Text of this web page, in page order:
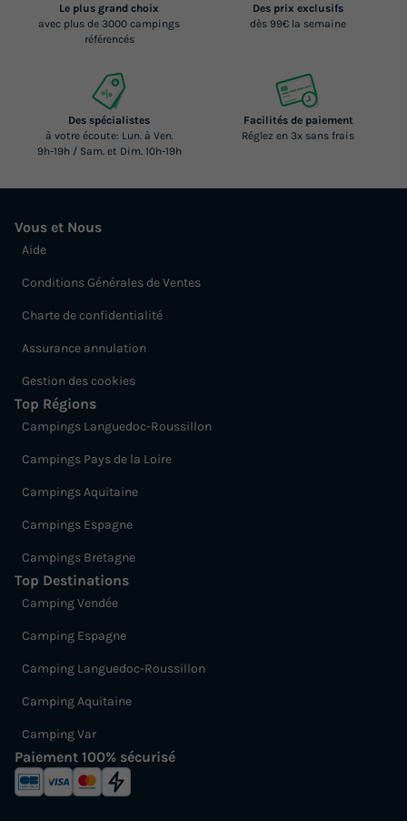
Le plus grand choix
avec plus de 3000 campings
référencés
Des prix exclusifs
dès 99€ la semaine
Des spécialistes
à votre écoute: Lun. à Ven.
9h-19h / Sam. et Dim. 10h-19h
Facilités de paiement
Réglez en 3x sans frais
Vous et Nous
Aide
Conditions Générales de Ventes
Charte de confidentialité
Assurance annulation
Gestion des cookies
Top Régions
Campings Languedoc-Roussillon
Campings Pays de la Loire
Campings Aquitaine
Campings Espagne
Campings Bretagne
Top Destinations
Camping Vendée
Camping Espagne
Camping Languedoc-Roussillon
Camping Aquitaine
Camping Var
Paiement 100% sécurisé